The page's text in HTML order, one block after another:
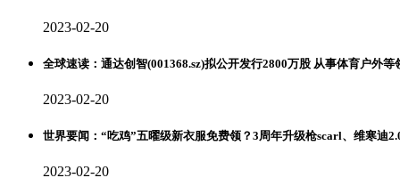
2023-02-20
全球速读：通达创智(001368.sz)拟公开发行2800万股 从事体育户外等
2023-02-20
世界要闻：“吃鸡”五曜级新衣服免费领？3周年升级枪scarl、维寒迪
2023-02-20